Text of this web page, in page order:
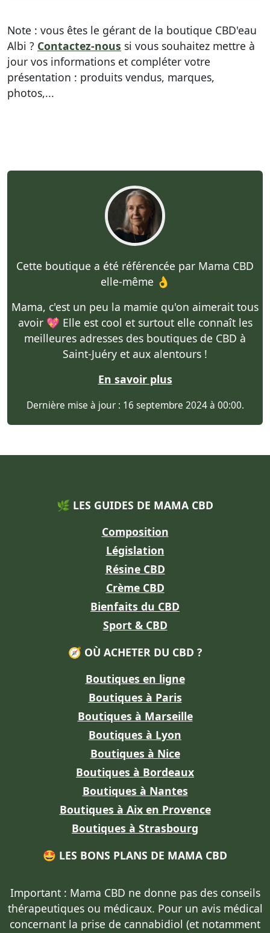
Note : vous êtes le gérant de la boutique CBD'eau
Albi ? Contactez-nous si vous souhaitez mettre à
jour vos informations et compléter votre
présentation : produits vendus, marques,
photos,...
Cette boutique a été référencée par Mama CBD
elle-même 👌
Mama, c'est un peu la mamie qu'on aimerait tous
avoir 💖 Elle est cool et surtout elle connaît les
meilleures adresses des boutiques de CBD à
Saint-Juéry et aux alentours !
En savoir plus
Dernière mise à jour : 16 septembre 2024 à 00:00.
🌿 LES GUIDES DE MAMA CBD
Composition
Législation
Résine CBD
Crème CBD
Bienfaits du CBD
Sport & CBD
🧭 OÙ ACHETER DU CBD ?
Boutiques en ligne
Boutiques à Paris
Boutiques à Marseille
Boutiques à Lyon
Boutiques à Nice
Boutiques à Bordeaux
Boutiques à Nantes
Boutiques à Aix en Provence
Boutiques à Strasbourg
🤩 LES BONS PLANS DE MAMA CBD
Important : Mama CBD ne donne pas des conseils
thérapeutiques ou médicaux. Pour un avis médical
concernant la prise de cannabidiol (et notamment